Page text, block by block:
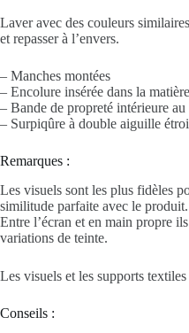
Laver avec des couleurs
et repasser à l’envers.
– Manches montées
– Encolure insérée dans la
– Bande de propreté intérieure
– Surpiqûre à double aiguille
Remarques :
Les visuels sont les plus fidèles
similitude parfaite avec le produit.
Entre l’écran et en main propre
variations de teinte.
Les visuels et les supports
Conseils :